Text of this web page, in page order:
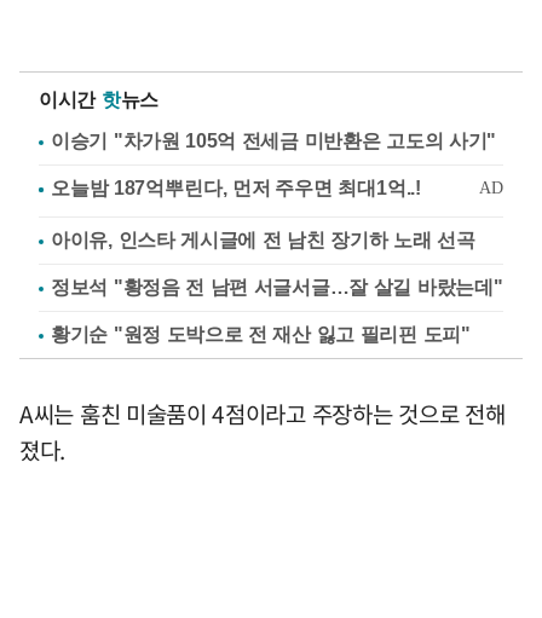
이시간 핫뉴스
이승기 "차가원 105억 전세금 미반환은 고도의 사기"
아이유, 인스타 게시글에 전 남친 장기하 노래 선곡
정보석 "황정음 전 남편 서글서글…잘 살길 바랐는데"
황기순 "원정 도박으로 전 재산 잃고 필리핀 도피"
A씨는 훔친 미술품이 4점이라고 주장하는 것으로 전해
졌다.